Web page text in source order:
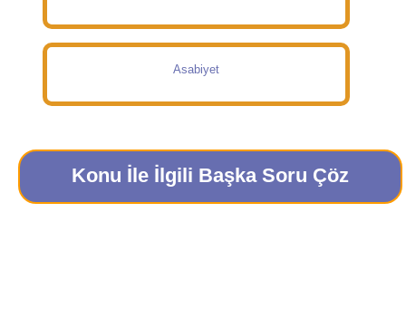
Asabiyet
Konu İle İlgili Başka Soru Çöz